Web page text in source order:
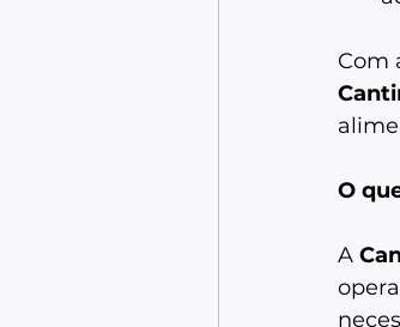
Com
O
A